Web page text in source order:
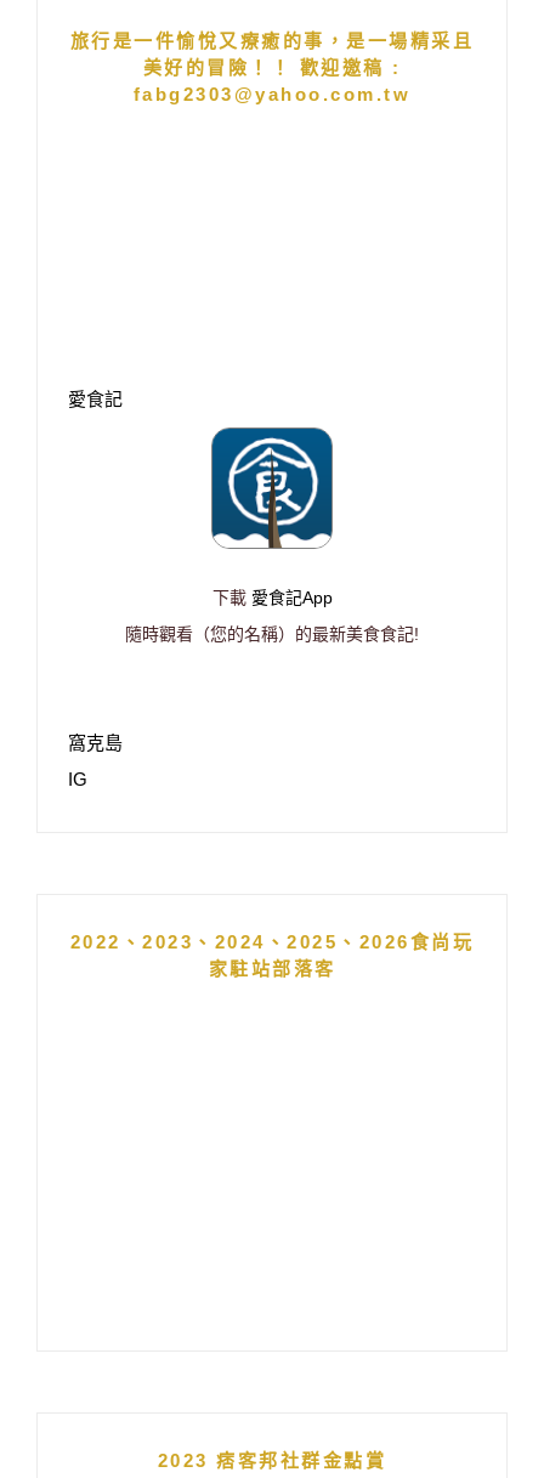
旅行是一件愉悅又療癒的事，是一場精采且
美好的冒險！！ 歡迎邀稿 :
fabg2303@yahoo.com.tw
愛食記
下載 愛食記App
隨時觀看（您的名稱）的最新美食食記!
窩克島
IG
2022、2023、2024、2025、2026食尚玩
家駐站部落客
2023 痞客邦社群金點賞